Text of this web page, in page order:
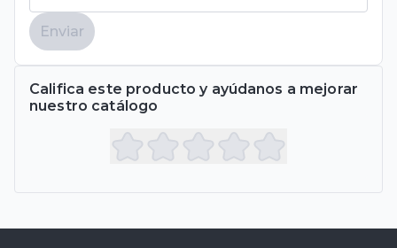
Enviar
Califica este producto y ayúdanos a mejorar
nuestro catálogo